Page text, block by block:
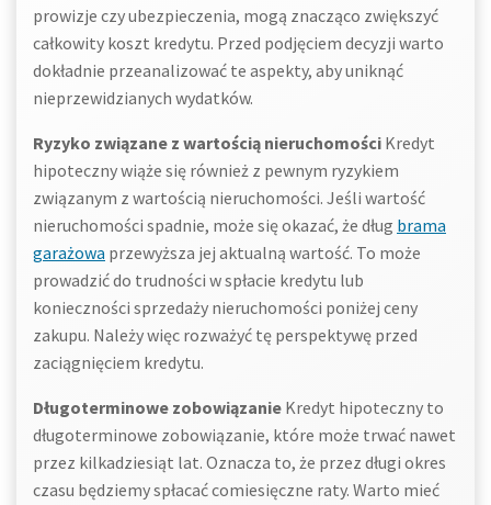
prowizje czy ubezpieczenia, mogą znacząco zwiększyć
całkowity koszt kredytu. Przed podjęciem decyzji warto
dokładnie przeanalizować te aspekty, aby uniknąć
nieprzewidzianych wydatków.
Ryzyko związane z wartością nieruchomości Kredyt
hipoteczny wiąże się również z pewnym ryzykiem
związanym z wartością nieruchomości. Jeśli wartość
nieruchomości spadnie, może się okazać, że dług brama
garażowa przewyższa jej aktualną wartość. To może
prowadzić do trudności w spłacie kredytu lub
konieczności sprzedaży nieruchomości poniżej ceny
zakupu. Należy więc rozważyć tę perspektywę przed
zaciągnięciem kredytu.
Długoterminowe zobowiązanie Kredyt hipoteczny to
długoterminowe zobowiązanie, które może trwać nawet
przez kilkadziesiąt lat. Oznacza to, że przez długi okres
czasu będziemy spłacać comiesięczne raty. Warto mieć